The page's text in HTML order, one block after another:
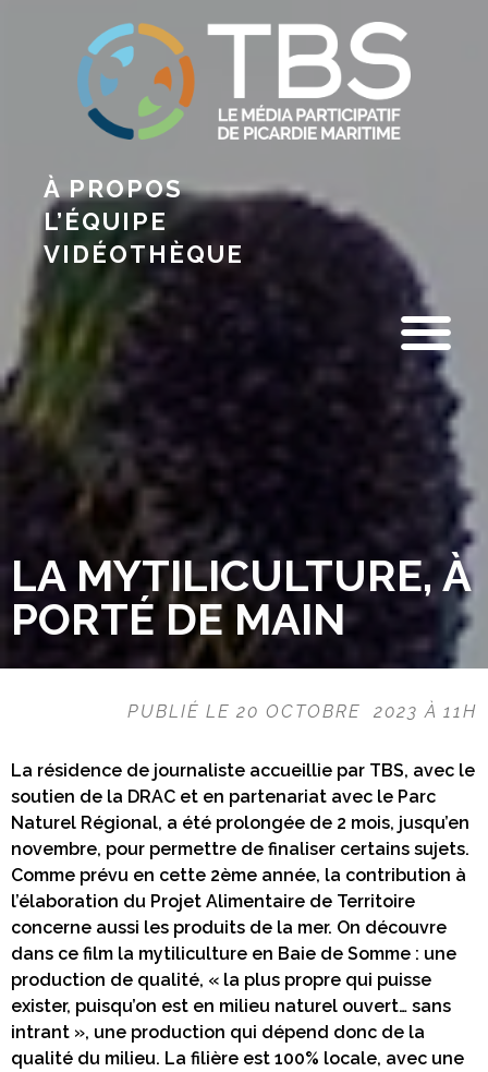
À PROPOS
L’ÉQUIPE
VIDÉOTHÈQUE
LA MYTILICULTURE, À
PORTÉ DE MAIN
PUBLIÉ LE 20 OCTOBRE 2023 À 11H
La résidence de journaliste accueillie par TBS, avec le
soutien de la DRAC et en partenariat avec le Parc
Naturel Régional, a été prolongée de 2 mois, jusqu’en
novembre, pour permettre de finaliser certains sujets.
Comme prévu en cette 2ème année, la contribution à
l’élaboration du Projet Alimentaire de Territoire
concerne aussi les produits de la mer. On découvre
dans ce film la mytiliculture en Baie de Somme : une
production de qualité, « la plus propre qui puisse
exister, puisqu’on est en milieu naturel ouvert… sans
intrant », une production qui dépend donc de la
qualité du milieu. La filière est 100% locale, avec une